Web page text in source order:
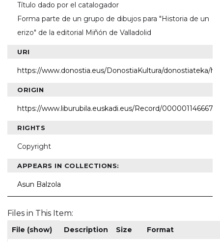
Título dado por el catalogador
Forma parte de un grupo de dibujos para "Historia de un
erizo" de la editorial Miñón de Valladolid
URI
https://www.donostia.eus/DonostiaKultura/donostiateka/
ORIGIN
https://www.liburubila.euskadi.eus/Record/000001146667
RIGHTS
Copyright
APPEARS IN COLLECTIONS:
Asun Balzola
Files in This Item:
File (show) Description Size Format